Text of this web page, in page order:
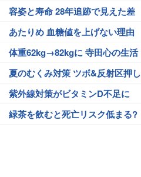
容姿と寿命 28年追跡で見えた差
あたりめ 血糖値を上げない理由
体重62kg→82kgに 寺田心の生活
夏のむくみ対策 ツボ&反射区押し
紫外線対策がビタミンD不足に
緑茶を飲むと死亡リスク低まる?